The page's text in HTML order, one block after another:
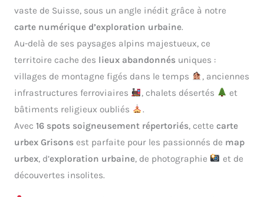
vaste de Suisse, sous un angle inédit grâce à notre
carte numérique d’exploration urbaine.
Au-delà de ses paysages alpins majestueux, ce
territoire cache des lieux abandonnésuniques :
villages de montagne figés dans le temps
, anciennes
infrastructures ferroviaires
, chalets désertés
et
bâtiments religieux oubliés
.
Avec 16 spots soigneusement répertoriés, cette carte
urbex Grisonsest parfaite pour les passionnés de map
urbex, d’exploration urbaine, de photographie
et de
découvertes insolites.